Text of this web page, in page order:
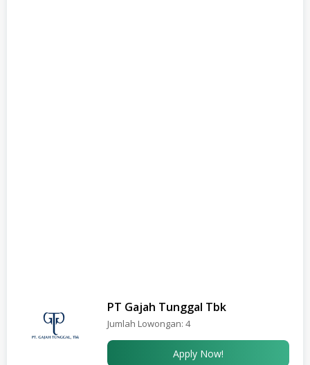
PT Gajah Tunggal Tbk
Jumlah Lowongan: 4
Apply Now!